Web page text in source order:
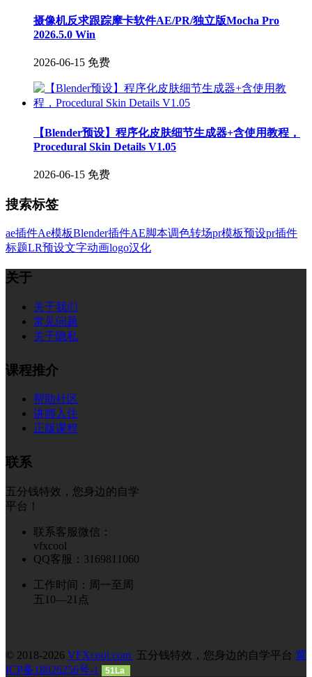
摄像机反求跟踪摩卡软件AE/PR/独立版Mocha Pro
2026.5.0 Win
2026-06-15 免费
【Blender预设】程序化皮肤细节生成器+含使用教程，
Procedural Skin Details V1.05
2026-06-15 免费
搜索标签
ae插件Ae模板Blender插件AE脚本调色转场pr模板预设pr插件
标题LR预设文字动画logo汉化
关于
关于我们
常见问题
关于隐私
课程推介
帮助社区
讲师入住
正版课程
联系
五分钱特效，您身边的自学
平台！
联系客服微信：
vfxcool
QQ客服：3169811060
工作时间：周一至周
五10—21点
© 2018-2026 VFXcool.com 五分钱特效，您身边的自学平台 冀
ICP备18026256号-1
51La